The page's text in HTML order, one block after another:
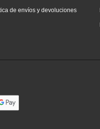
de envíos y devoluciones